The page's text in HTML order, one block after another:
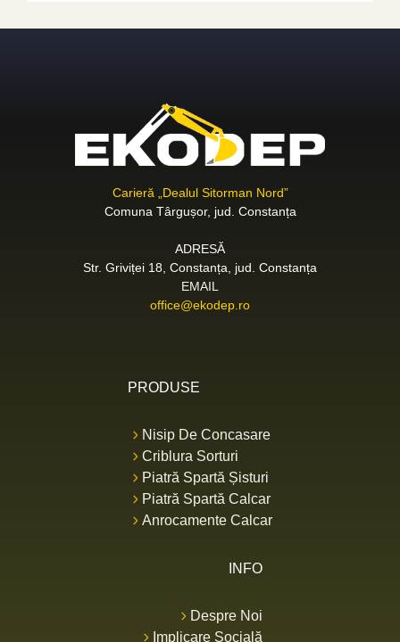
PRODUSE
Nisip De Concasare
Criblura Sorturi
Piatră Spartă Șisturi
Piatră Spartă Calcar
Anrocamente Calcar
Carieră „Dealul Sitorman Nord”
Comuna Târgușor, jud. Constanța
ADRESĂ
Str. Griviței 18, Constanța, jud. Constanța
EMAIL
office@ekodep.ro
INFO
Despre Noi
Implicare Socială